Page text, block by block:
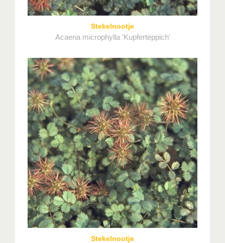
Stekelnootje
Acaena microphylla 'Kupferteppich'
Stekelnootje